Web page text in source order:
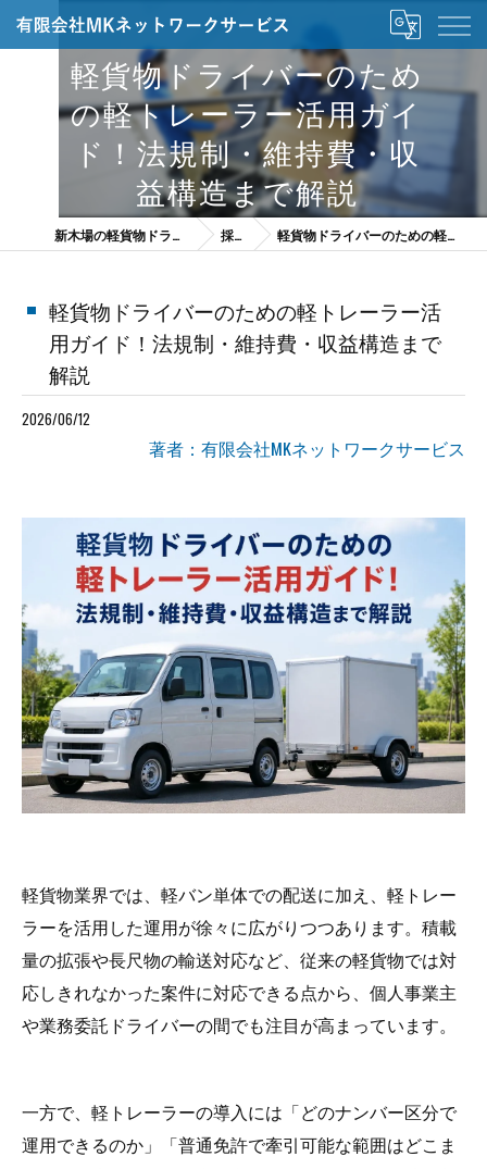
軽貨物ドライバーのため
の軽トレーラー活用ガイ
ド！法規制・維持費・収
益構造まで解説
新木場の軽貨物ドライバーは有限会社MKネットワークサービス 採用ブログ 軽貨物ドライバーのための軽トレーラー活用ガイド！法規制・維持費・収益構造まで解説
軽貨物ドライバーのための軽トレーラー活
用ガイド！法規制・維持費・収益構造まで
解説
2026/06/12
著者：有限会社MKネットワークサービス
軽貨物業界では、軽バン単体での配送に加え、軽トレー
ラーを活用した運用が徐々に広がりつつあります。積載
量の拡張や長尺物の輸送対応など、従来の軽貨物では対
応しきれなかった案件に対応できる点から、個人事業主
や業務委託ドライバーの間でも注目が高まっています。
一方で、軽トレーラーの導入には「どのナンバー区分で
運用できるのか」「普通免許で牽引可能な範囲はどこま